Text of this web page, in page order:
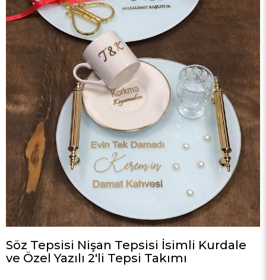
Söz Tepsisi Nişan Tepsisi İsimli Kurdale
ve Özel Yazılı 2'li Tepsi Takımı